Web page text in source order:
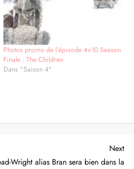
Photos promo de l’épisode 4×10 Season
Finale : The Children
Dans "Saison 4"
Next
Post
Next
Wright alias Bran sera bien dans la